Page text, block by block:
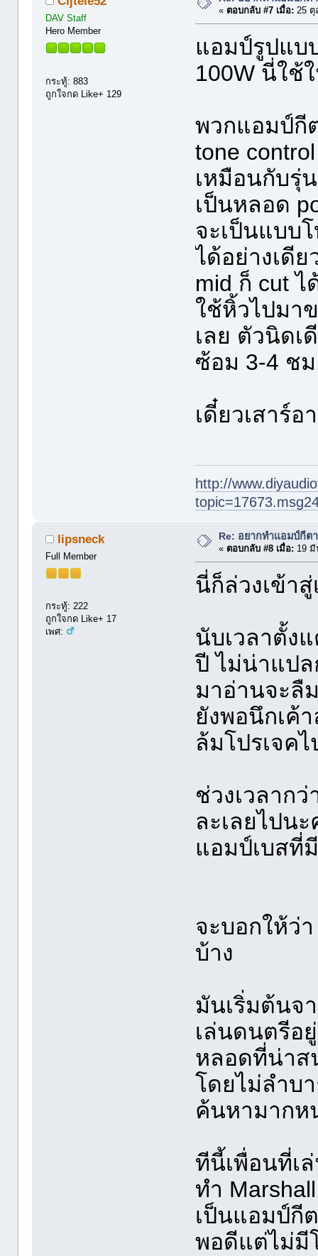
DAV Staff
Hero Member
กระทู้: 883
ถูกใจกด Like+ 129
« ตอบกลับ #7 เมื่อ: 25 ตุ
แอมป์รูปแบ
100W นี่ใช้
พวกแอมป์กี
tone
เหมือนกับรุ่
เป็นหลอด
จะเป็นแบบ
ได้อย่างเดี
mid ก็ cut
ใช้หิ้วไปมา
เลย ตัวนิดเ
ซ้อม 3-4 ช
เดี๋ยวเสาร์
http://
lipsneck
Full Member
กระทู้: 222
ถูกใจกด Like+ 17
เพศ:
Re: อยากทำแอมป์กีต
« ตอบกลับ #8 เมื่อ: 19 มี
นี่ก็ล่วงเข้า
นับเวลาตั้ง
ปี ไม่น่าแปล
มาอ่านจะลื
ยังพอนึกเค้
ล้มโปรเจค
ช่วงเวลาก
ละเลยไปน
แอมป์เบสที่
จะบอกให้ว่
บ้าง
มันเริ่มต้นจ
เล่นดนตรีอ
หลอดที่น่าส
โดยไม่ลำบ
ค้นหามากห
ทีนี้เพื่อนที่เ
ทำ
เป็นแอมป์กี
พอดีแต่ไม่มี